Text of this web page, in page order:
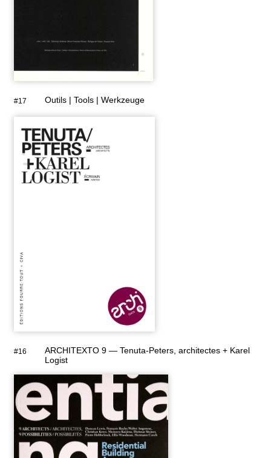
#17 Outils | Tools | Werkzeuge
#16
ARCHITEXTO 9 — Tenuta-Peters, architectes + Karel
Logist